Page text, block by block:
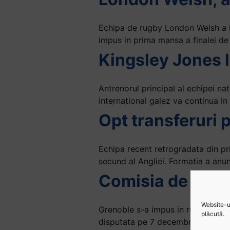
Website-
plăcută.
Echipa de rugby London Welsh
impus in prima mansa a finalei
Kingsley Jones
Antrenorul principal al echipei
international galez va continua
Opt transferuri
Echipa recent retrogradata din
secund al Angliei. Formatia a
Comisia de
Grenoble s-a impus in runda a
disputata pe 7 decembrie. Roger